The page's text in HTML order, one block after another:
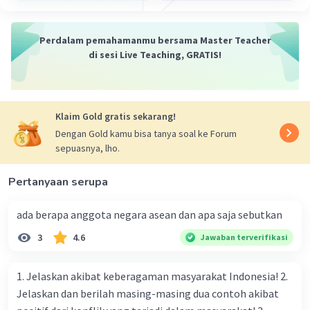
Perdalam pemahamanmu bersama Master Teacher
di sesi Live Teaching, GRATIS!
Klaim Gold gratis sekarang!
Dengan Gold kamu bisa tanya soal ke Forum
sepuasnya, lho.
Pertanyaan serupa
ada berapa anggota negara asean dan apa saja sebutkan
3 4.6 Jawaban terverifikasi
1. Jelaskan akibat keberagaman masyarakat Indonesia! 2.
Jelaskan dan berilah masing-masing dua contoh akibat